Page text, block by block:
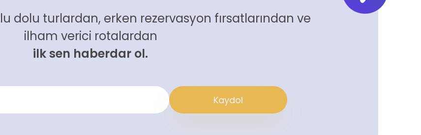
dolu turlardan, erken rezervasyon fırsatlarından ve
ilham verici rotalardan
ilk sen haberdar ol.
Kaydol